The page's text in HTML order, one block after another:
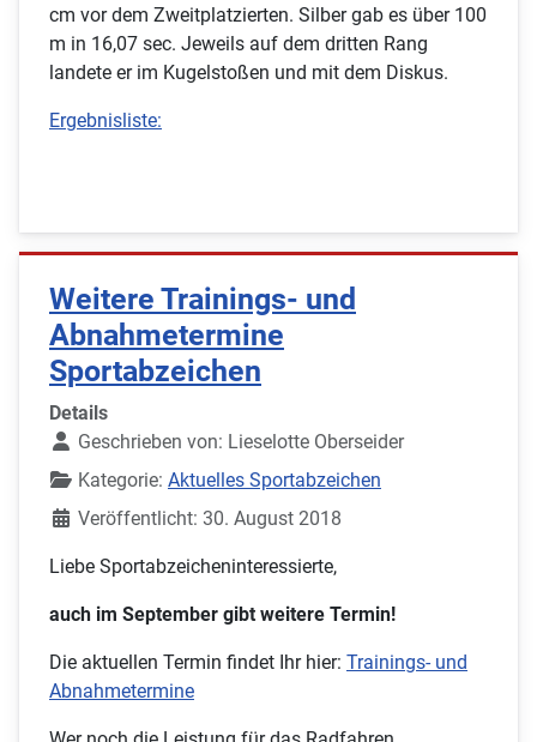
cm vor dem Zweitplatzierten. Silber gab es über 100
m in 16,07 sec. Jeweils auf dem dritten Rang
landete er im Kugelstoßen und mit dem Diskus.
Ergebnisliste:
Weitere Trainings- und
Abnahmetermine
Sportabzeichen
Details
Geschrieben von: Lieselotte Oberseider
Kategorie: Aktuelles Sportabzeichen
Veröffentlicht: 30. August 2018
Liebe Sportabzeicheninteressierte,
auch im September gibt weitere Termin!
Die aktuellen Termin findet Ihr hier: Trainings- und
Abnahmetermine